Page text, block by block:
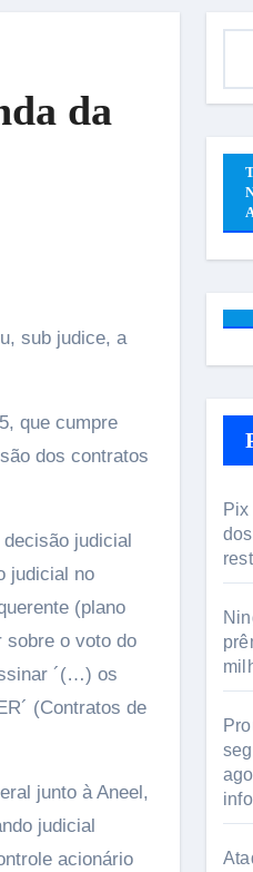
da
que cumpre
dos contratos
judicial
judicial no
(plano
sobre o voto do
´(…) os
(Contratos de
junto à Aneel,
judicial
acionário